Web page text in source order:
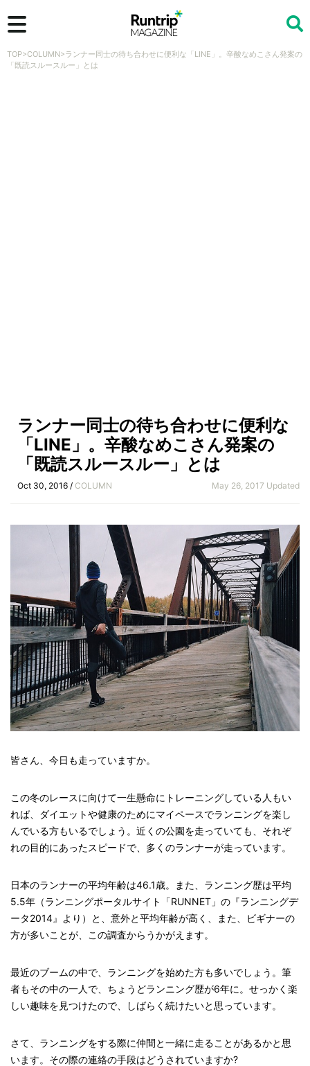
検索
TOP>COLUMN>ランナー同士の待ち合わせに便利な「LINE」。辛酸なめこさん発案の
「既読スルースルー」とは
ランナー同士の待ち合わせに便利な
「LINE」。辛酸なめこさん発案の
「既読スルースルー」とは
Oct 30, 2016 / COLUMN May 26, 2017 Updated
皆さん、今日も走っていますか。
この冬のレースに向けて一生懸命にトレーニングしている人もい
れば、ダイエットや健康のためにマイペースでランニングを楽し
んでいる方もいるでしょう。近くの公園を走っていても、それぞ
れの目的にあったスピードで、多くのランナーが走っています。
日本のランナーの平均年齢は46.1歳。また、ランニング歴は平均
5.5年（ランニングポータルサイト「RUNNET」の『ランニングデ
ータ2014』より）と、意外と平均年齢が高く、また、ビギナーの
方が多いことが、この調査からうかがえます。
最近のブームの中で、ランニングを始めた方も多いでしょう。筆
者もその中の一人で、ちょうどランニング歴が6年に。せっかく楽
しい趣味を見つけたので、しばらく続けたいと思っています。
さて、ランニングをする際に仲間と一緒に走ることがあるかと思
います。その際の連絡の手段はどうされていますか?